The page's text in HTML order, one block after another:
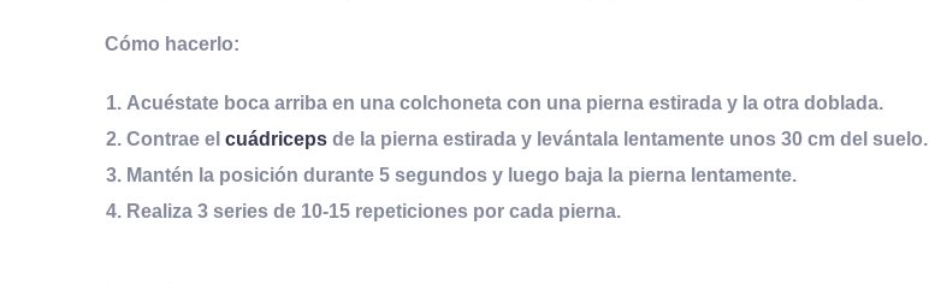
Cómo hacerlo:
Acuéstate boca arriba en una colchoneta con una pierna estirada y la otra doblada.
Contrae elcuádriceps de la pierna estirada y levántala lentamente unos 30 cm del suelo.
Mantén la posición durante 5 segundos y luego baja la pierna lentamente.
Realiza 3 series de 10-15 repeticiones por cada pierna.